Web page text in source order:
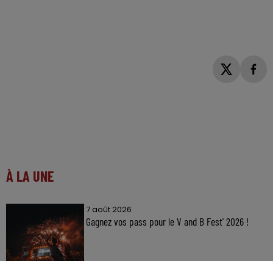
À LA UNE
7 août 2026
Gagnez vos pass pour le V and B Fest' 2026 !